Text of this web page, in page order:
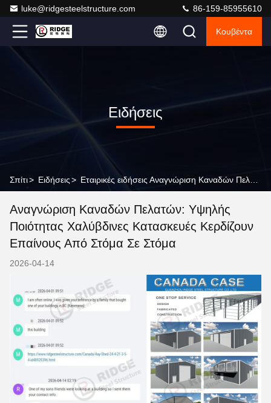
luke@ridgesteelstructure.com 86-159-85955610
Κουβέντα
Ειδήσεις
Σπίτι> Ειδήσεις>
Αναγνώριση Καναδών Πελατών: Υψηλής
Ποιότητας Χαλύβδινες Κατασκευές Κερδίζουν
Επαίνους Από Στόμα Σε Στόμα
2026-04-14